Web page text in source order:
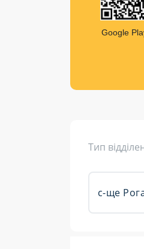
Листи та
Кур’єрська
Google
Тип